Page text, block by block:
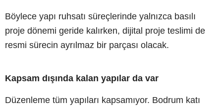
Böylece yapı ruhsatı süreçlerinde yalnızca basılı
proje dönemi geride kalırken, dijital proje teslimi de
resmi sürecin ayrılmaz bir parçası olacak.
Kapsam dışında kalan yapılar da var
Düzenleme tüm yapıları kapsamıyor. Bodrum katı